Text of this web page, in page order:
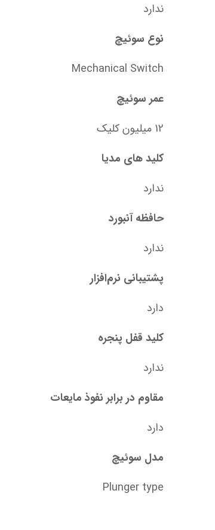
ندارد
نوع سوئیچ
Mechanical Switch
عمر سوئیچ
12 میلیون کلیک
کلید های مدیا
ندارد
حافظه آنبورد
ندارد
پشتیبانی نرم‌افزار
دارد
کلید قفل پنجره
ندارد
مقاوم در برابر نفوذ مایعات
دارد
مدل سوئیچ
Plunger type